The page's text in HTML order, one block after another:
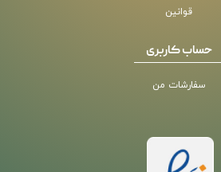
قوانین
حساب کاربری
سفارشات من